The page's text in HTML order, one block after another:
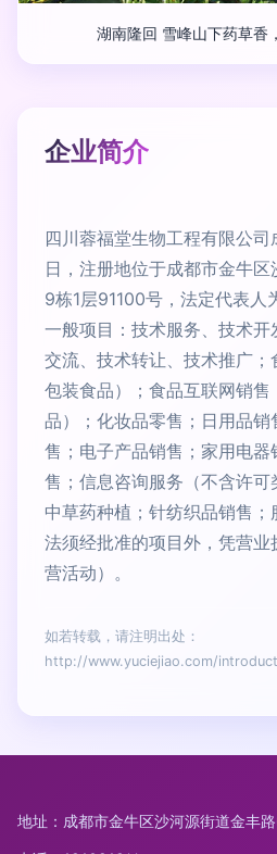
湖南隆回 雪峰山下药草香
企业简介
四川蓉福堂生物工程有限公
日，注册地位于成都市金牛
9栋1层91100号，法定代表人
一般项目：技术服务、技术
交流、技术转让、技术推广；
包装食品）；食品互联网销售
品）；化妆品零售；日用品销
售；电子产品销售；家用电器
售；信息咨询服务（不含许可
中草药种植；针纺织品销售
法须经批准的项目外，凭营
营活动）。
如若转载，请注明出处：
http://www.yuciejiao.com/
地址：成都市金牛区沙河源街道金丰